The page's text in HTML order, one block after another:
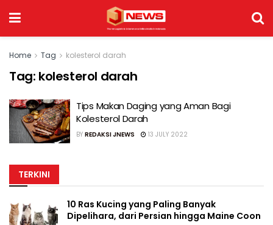
Home Tag kolesterol darah
Tag: kolesterol darah
Tips Makan Daging yang Aman Bagi
Kolesterol Darah
BY REDAKSI JNEWS 13 JULY 2022
TERKINI
10 Ras Kucing yang Paling Banyak
Dipelihara, dari Persian hingga Maine Coon